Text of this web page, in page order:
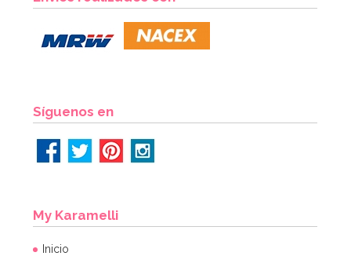
Guirnalda Sonic The Hedgehog 2,3 mts
Síguenos en
My Karamelli
Inicio